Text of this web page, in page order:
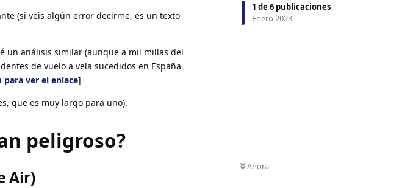
1 de 6 publicaciones
Enero 2023
Ahora
(si veis algún error decirme, es un texto
un análisis similar (aunque a mil millas del
de vuelo a vela sucedidos en España
para ver el enlace]
que es muy largo para uno).
peligroso?
Air)